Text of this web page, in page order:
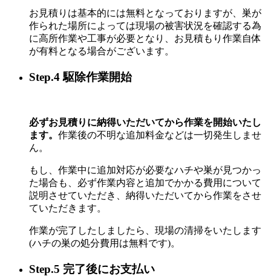
お見積りは基本的には無料となっておりますが、巣が
作られた場所によっては現場の被害状況を確認する為
に高所作業や工事が必要となり、お見積もり作業自体
が有料となる場合がございます。
Step.4 駆除作業開始
必ずお見積りに納得いただいてから作業を開始いたし
ます。 作業後の不明な追加料金などは一切発生しませ
ん。
もし、作業中に追加対応が必要なハチや巣が見つかっ
た場合も、必ず作業内容と追加でかかる費用について
説明させていただき、納得いただいてから作業をさせ
ていただきます。
作業が完了したしましたら、現場の清掃をいたします
(ハチの巣の処分費用は無料です)。
Step.5 完了後にお支払い